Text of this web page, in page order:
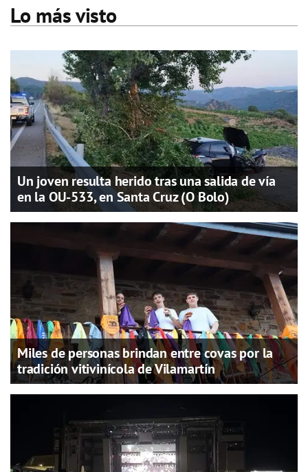
Lo más visto
Un joven resulta herido tras una salida de vía
en la OU-533, en Santa Cruz (O Bolo)
Miles de personas brindan entre covas por la
tradición vitivinícola de Vilamartín